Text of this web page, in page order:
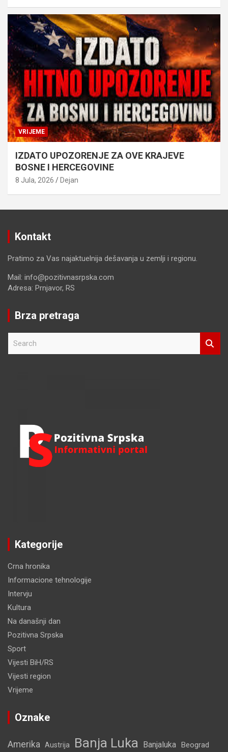
VRIJEME
IZDATO UPOZORENJE ZA OVE KRAJEVE
BOSNE I HERCEGOVINE
8 Jula, 2026 Dejan
Kontakt
Pratimo za Vas najaktuelnija dešavanja u zemlji i regionu.
Mail: info@pozitivnasrpska.com
Adresa: Prnjavor, RS
Brza pretraga
Kategorije
Crna hronika
Informacione tehnologije
Intervju
Kultura
Na današnji dan
Pozitivna Srpska
Sport
Vijesti BiH/RS
Vijesti region
Vrijeme
Oznake
Amerika Austrija Banja Luka Banjaluka Beograd